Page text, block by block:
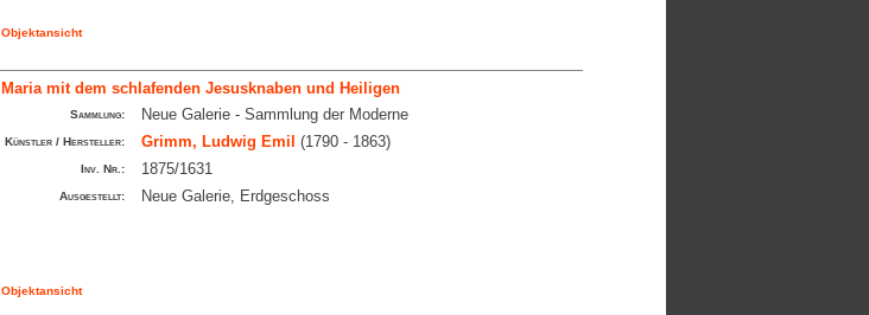
Objektansicht
Maria mit dem schlafenden Jesusknaben und Heiligen
Sammlung: Neue Galerie - Sammlung der Moderne
Künstler / Hersteller: Grimm, Ludwig Emil (1790 - 1863)
Inv. Nr.: 1875/1631
Ausgestellt: Neue Galerie, Erdgeschoss
Objektansicht